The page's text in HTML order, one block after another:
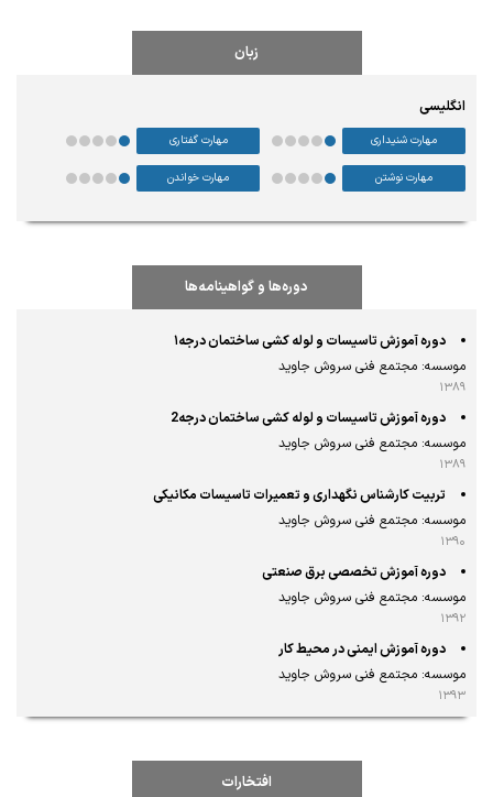
زبان
انگلیسی
مهارت خواندن مهارت نوشتن
مهارت گفتاری مهارت شنیداری
دوره‌ها و گواهینامه‌ها
دوره آموزش تاسیسات و لوله کشی ساختمان درجه۱
موسسه: مجتمع فنی سروش جاوید
۱۳۸۹
دوره آموزش تاسیسات و لوله کشی ساختمان درجه2
موسسه: مجتمع فنی سروش جاوید
۱۳۸۹
تربیت کارشناس نگهداری و تعمیرات تاسیسات مکانیکی
موسسه: مجتمع فنی سروش جاوید
۱۳۹۰
دوره آموزش تخصصی برق صنعتی
موسسه: مجتمع فنی سروش جاوید
۱۳۹۲
دوره آموزش ایمنی در محیط کار
موسسه: مجتمع فنی سروش جاوید
۱۳۹۳
افتخارات